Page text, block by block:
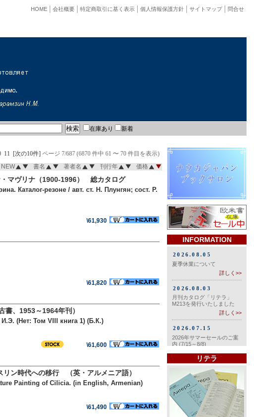
問合せ
サイトマップ
個人情報保護方針
特定商取引に基く表示
会社概要
HOME
在庫あり 新着
11 [次の10件] ページ 7/687 (6870 件中 61 〜 70 件目を表示)
書名 著者名 刊行年 価格
マヴリナ（1900-1996） 総カタログ
Каталог-резоне / авт. ст. Н. Плунгян; сост. Р.
\61,930
\61,820
、1953～1964年刊）
И.Э. (Нет: Том VIII книга 1) (Б.К.)
\61,600
ン時代への移行 （英・アルメニア語）
Painting of Cilicia. (in English, Armenian)
\61,490
INFORMATION
リテラ